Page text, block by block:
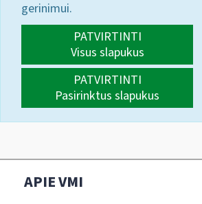
gerinimui.
PATVIRTINTI
Visus slapukus
PATVIRTINTI
Pasirinktus slapukus
APIE VMI